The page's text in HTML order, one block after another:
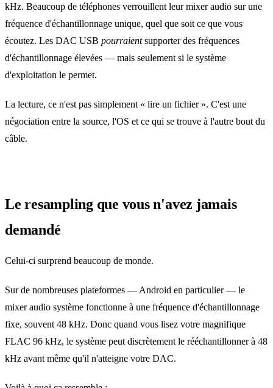
kHz. Beaucoup de téléphones verrouillent leur mixer audio sur une
fréquence d'échantillonnage unique, quel que soit ce que vous
écoutez. Les DAC USB pourraientsupporter des fréquences
d'échantillonnage élevées — mais seulement si le système
d'exploitation le permet.
La lecture, ce n'est pas simplement « lire un fichier ». C'est une
négociation entre la source, l'OS et ce qui se trouve à l'autre bout du
câble.
Le resampling que vous n'avez jamais
demandé
Celui‑ci surprend beaucoup de monde.
Sur de nombreuses plateformes — Android en particulier — le
mixer audio système fonctionne à une fréquence d'échantillonnage
fixe, souvent 48 kHz. Donc quand vous lisez votre magnifique
FLAC 96 kHz, le système peut discrètement le rééchantillonner à 48
kHz avant même qu'il n'atteigne votre DAC.